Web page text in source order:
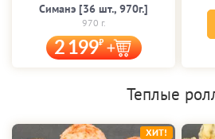
Симанэ [36 шт., 970г.]
970 г.
2 199
Теплые
ХИТ!